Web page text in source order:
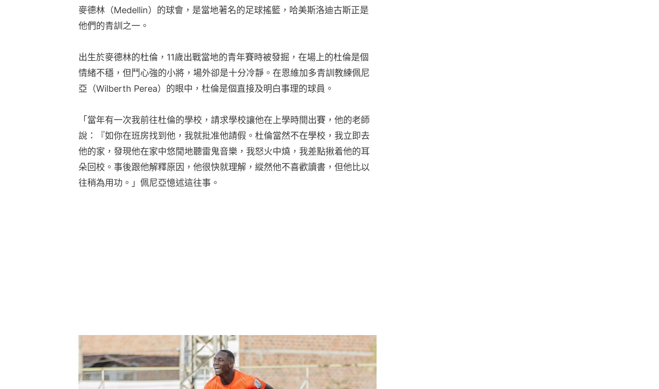
麥德林（Medellin）的球會，是當地著名的足球搖籃，哈美斯洛迪古斯正是
他們的青訓之一。
出生於麥德林的杜倫，11歲出戰當地的青年賽時被發掘，在場上的杜倫是個
情緒不穩，但鬥心強的小將，場外卻是十分冷靜。在恩維加多青訓教練佩尼
亞（Wilberth Perea）的眼中，杜倫是個直接及明白事理的球員。
「當年有一次我前往杜倫的學校，請求學校讓他在上學時間出賽，他的老師
說：『如你在班房找到他，我就批准他請假。杜倫當然不在學校，我立即去
他的家，發現他在家中悠閒地聽雷鬼音樂，我怒火中燒，我差點揪着他的耳
朵回校。事後跟他解釋原因，他很快就理解，縱然他不喜歡讀書，但他比以
往稍為用功。」佩尼亞憶述這往事。